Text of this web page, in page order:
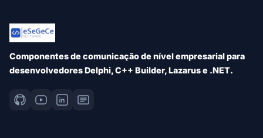
Componentes de comunicação de nível empresarial para
desenvolvedores Delphi, C++ Builder, Lazarus e .NET.